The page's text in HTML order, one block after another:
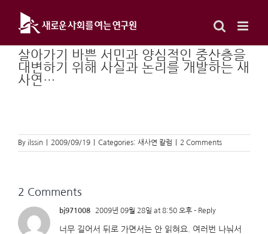
content
살아가기 바쁜 서민과 양심적인 중산층을
대변하기 위해 사실과 논리를 개발하는 새
사연…
By ilssin 2009/09/19 Categories: 새사연 칼럼 2 Comments
2 Comments
bj971008 2009년 09월 28일 at 8:50 오후 - Reply
너무 길어서 뒤로 가면서는 안 읽혀요. 여러번 나눠서